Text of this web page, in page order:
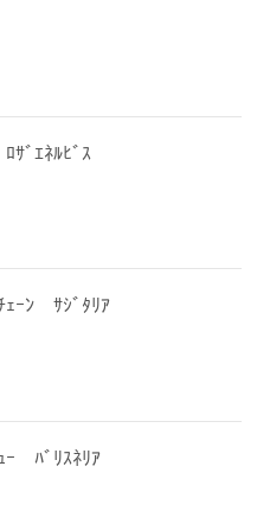
ｻﾞｴﾈﾙﾋﾞｽ
ｪｰﾝ ｻｼﾞﾀﾘｱ
ｰ ﾊﾞﾘｽﾈﾘｱ